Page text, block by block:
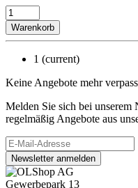
Warenkorb
1 (current)
Keine Angebote mehr
Melden Sie sich bei unserem
regelmäßig Angebote aus
Newsletter anmelden
Gewerbepark 13